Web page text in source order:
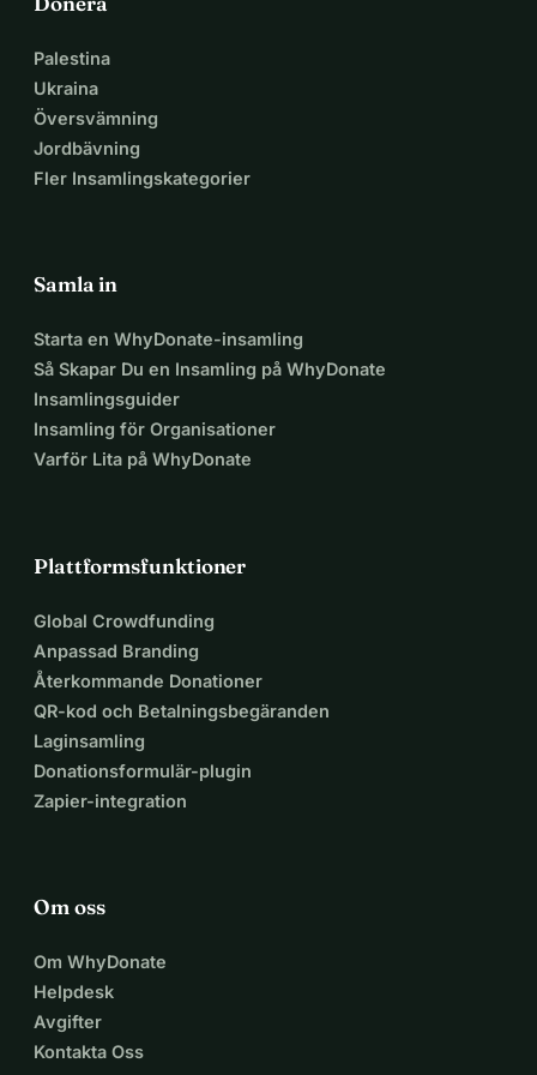
Palestina
Ukraina
Översvämning
Jordbävning
Fler Insamlingskategorier
Samla in
Starta en WhyDonate-insamling
Så Skapar Du en Insamling på WhyDonate
Insamlingsguider
Insamling för Organisationer
Varför Lita på WhyDonate
Plattformsfunktioner
Global Crowdfunding
Anpassad Branding
Återkommande Donationer
QR-kod och Betalningsbegäranden
Laginsamling
Donationsformulär-plugin
Zapier-integration
Om oss
Om WhyDonate
Helpdesk
Avgifter
Kontakta Oss